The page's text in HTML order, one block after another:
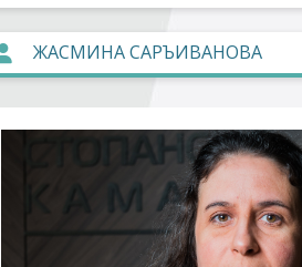
ЖАСМИНА САРЪИВАНОВА